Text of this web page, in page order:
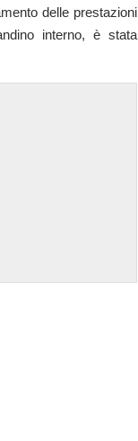
delle prestazioni
interno, è stata